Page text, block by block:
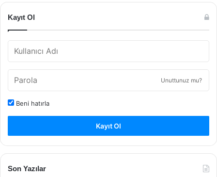
Kayıt Ol
Unuttunuz mu?
Beni hatırla
Kayıt Ol
Son Yazılar